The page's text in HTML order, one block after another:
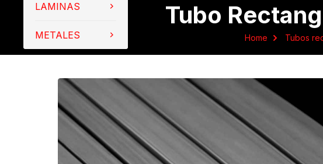
LAMINAS
METALES
Tubo
Home Tubos